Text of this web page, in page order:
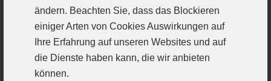
ändern. Beachten Sie, dass das Blockieren
einiger Arten von Cookies Auswirkungen auf
Ihre Erfahrung auf unseren Websites und auf
die Dienste haben kann, die wir anbieten
können.
Mannschaft zusammen anzutreten.